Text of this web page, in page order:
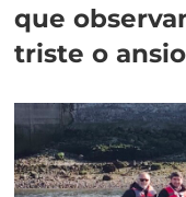
que
triste o